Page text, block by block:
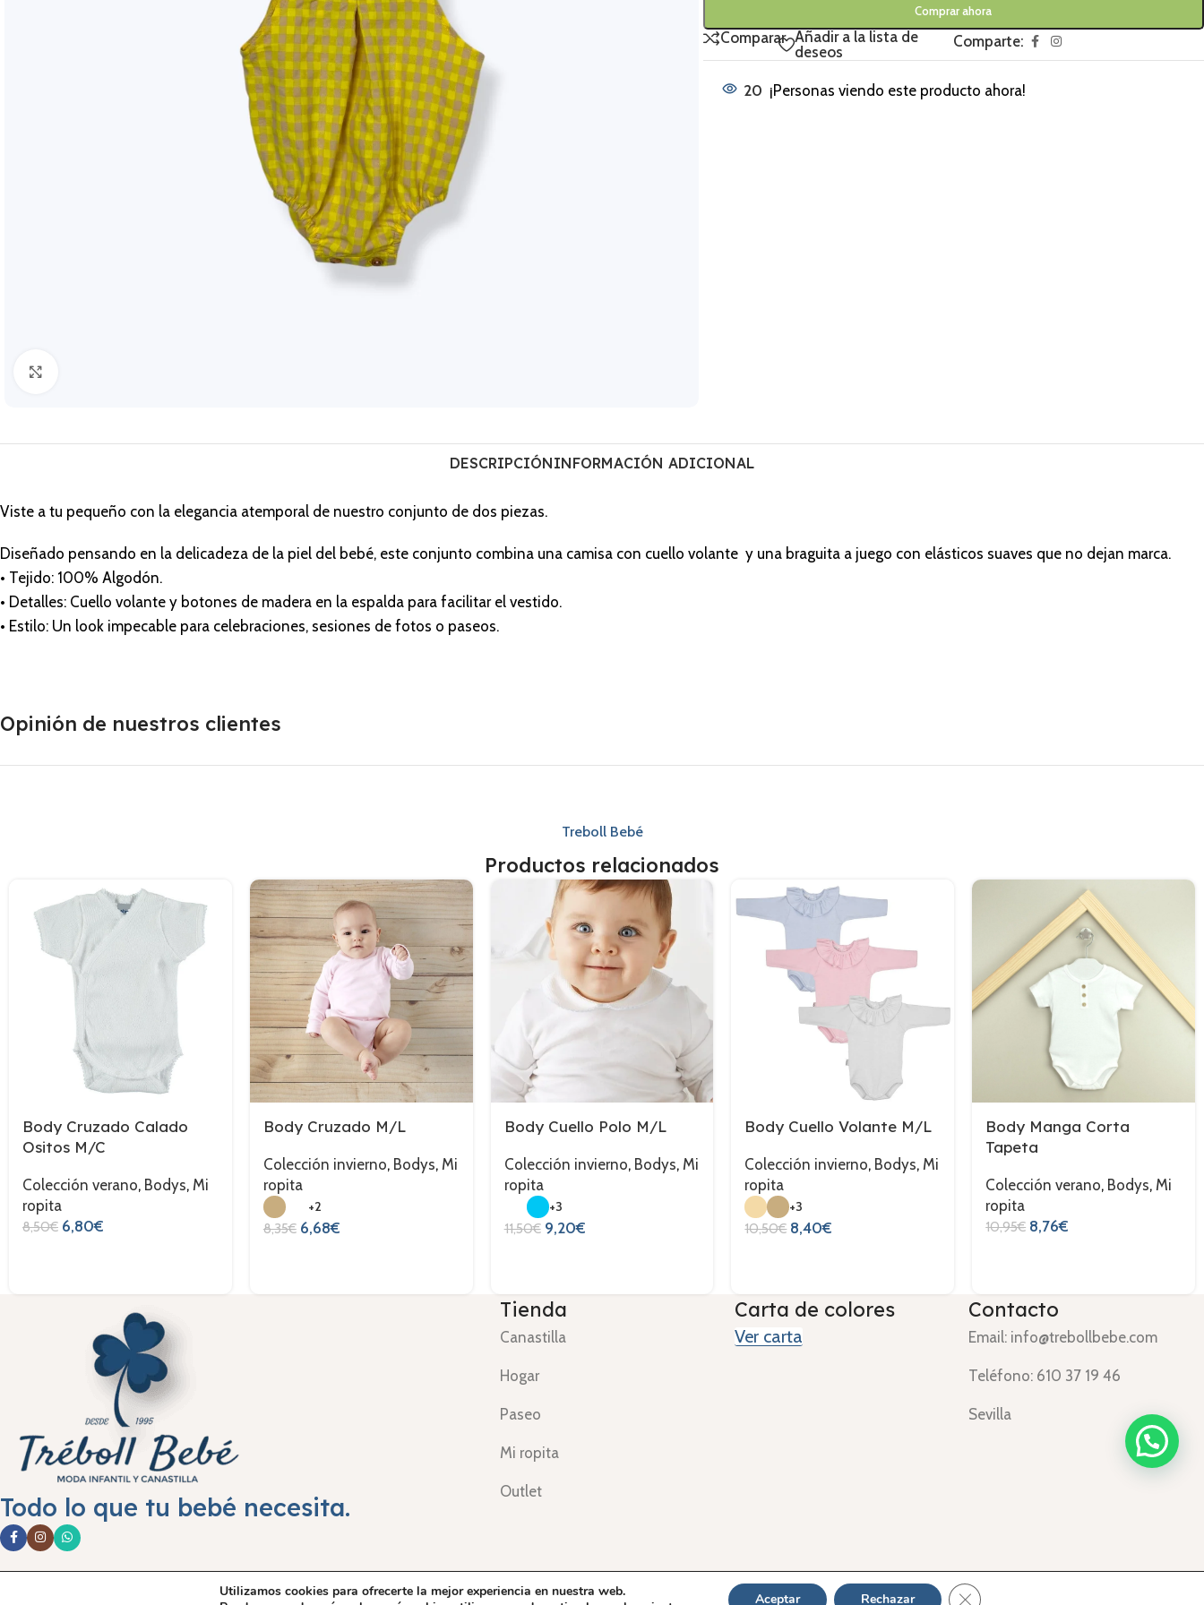
Comprar ahora
Comparar Añadir a la lista de
deseos
Comparte:
20 ¡Personas viendo este producto ahora!
DESCRIPCIÓNINFORMACIÓN ADICIONAL
Viste a tu pequeño con la elegancia atemporal de nuestro conjunto de dos piezas.
Diseñado pensando en la delicadeza de la piel del bebé, este conjunto combina una camisa con cuello volante y una braguita a juego con elásticos suaves que no dejan marca.
• Tejido: 100% Algodón.
• Detalles: Cuello volante y botones de madera en la espalda para facilitar el vestido.
• Estilo: Un look impecable para celebraciones, sesiones de fotos o paseos.
Opinión de nuestros clientes
Treboll Bebé
Productos relacionados
Body Cruzado Calado
Ositos M/C
Colección verano, Bodys, Mi
ropita
8,50€ 6,80€
Body Cruzado M/L
Colección invierno, Bodys, Mi
ropita
+2
8,35€ 6,68€
Body Cuello Polo M/L
Colección invierno, Bodys, Mi
ropita
+3
11,50€ 9,20€
Body Cuello Volante M/L
Colección invierno, Bodys, Mi
ropita
+3
10,50€ 8,40€
Body Manga Corta
Tapeta
Colección verano, Bodys, Mi
ropita
10,95€ 8,76€
Todo lo que tu bebé necesita.
Tienda
Canastilla
Hogar
Paseo
Mi ropita
Outlet
Carta de colores
Ver carta
Contacto
Email: info@trebollbebe.com
Teléfono: 610 37 19 46
Sevilla
Aviso legalPolítica de PrivacidadEnvíos y devoluciones Términos y condiciones
Utilizamos cookies para ofrecerte la mejor experiencia en nuestra web.
Aceptar Rechazar Cerrar el banner de cookies RGPD